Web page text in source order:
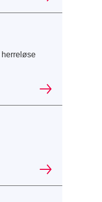
herreløse